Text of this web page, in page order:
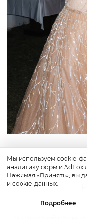
За
команда сети
Гости увидели
Мы используем cookie-
аналитику форм и AdFox
Нажимая «Принять», вы
и cookie-данных.
Подробнее